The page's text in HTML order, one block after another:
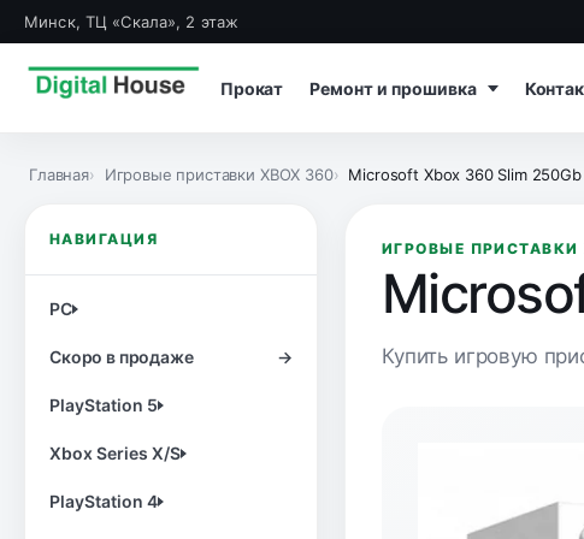
Минск, ТЦ «Скала», 2 этаж
Прокат Ремонт и прошивка
Главная Игровые приставки XBOX 360 Microsoft Xbox 360 Slim 250Gb
НАВИГАЦИЯ
PC
Скоро в продаже →
PlayStation 5
Xbox Series X/S
PlayStation 4
ИГРОВЫЕ ПРИСТАВКИ
Купить игровую